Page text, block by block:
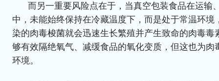
而另一重要风险点在于，当真空包装食品在运输
中，未能始终保持在冷藏温度下，而是处于常温环境
染的肉毒梭菌就会迅速生长繁殖并产生致命的肉毒毒
够有效隔绝氧气、减缓食品的氧化变质，但这也为肉
环境。